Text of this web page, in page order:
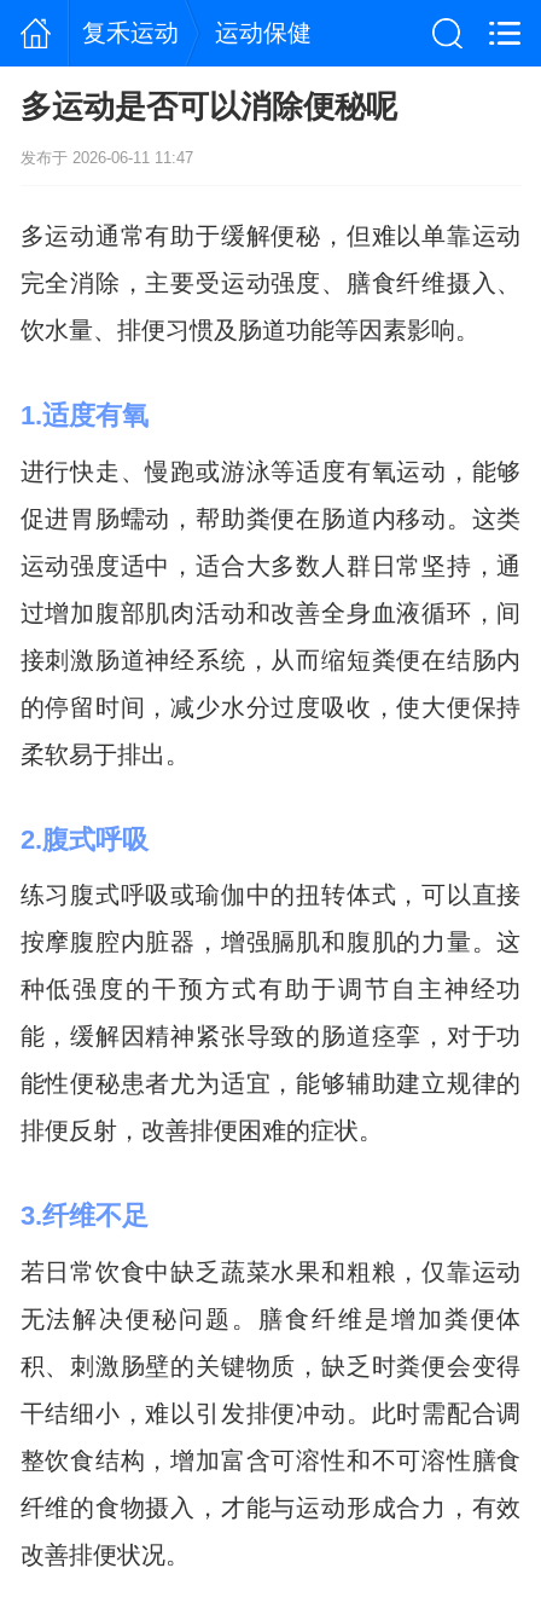
复禾运动 运动保健
多运动是否可以消除便秘呢
发布于 2026-06-11 11:47
多运动通常有助于缓解便秘，但难以单靠运动
完全消除，主要受运动强度、膳食纤维摄入、
饮水量、排便习惯及肠道功能等因素影响。
1.适度有氧
进行快走、慢跑或游泳等适度有氧运动，能够
促进胃肠蠕动，帮助粪便在肠道内移动。这类
运动强度适中，适合大多数人群日常坚持，通
过增加腹部肌肉活动和改善全身血液循环，间
接刺激肠道神经系统，从而缩短粪便在结肠内
的停留时间，减少水分过度吸收，使大便保持
柔软易于排出。
2.腹式呼吸
练习腹式呼吸或瑜伽中的扭转体式，可以直接
按摩腹腔内脏器，增强膈肌和腹肌的力量。这
种低强度的干预方式有助于调节自主神经功
能，缓解因精神紧张导致的肠道痉挛，对于功
能性便秘患者尤为适宜，能够辅助建立规律的
排便反射，改善排便困难的症状。
3.纤维不足
若日常饮食中缺乏蔬菜水果和粗粮，仅靠运动
无法解决便秘问题。膳食纤维是增加粪便体
积、刺激肠壁的关键物质，缺乏时粪便会变得
干结细小，难以引发排便冲动。此时需配合调
整饮食结构，增加富含可溶性和不可溶性膳食
纤维的食物摄入，才能与运动形成合力，有效
改善排便状况。